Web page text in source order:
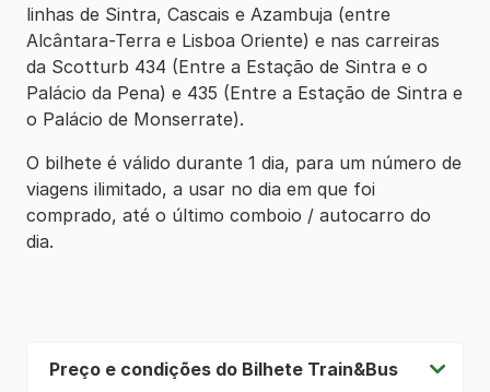
linhas de Sintra, Cascais e Azambuja (entre
Alcântara-Terra e Lisboa Oriente) e nas carreiras
da Scotturb 434 (Entre a Estação de Sintra e o
Palácio da Pena) e 435 (Entre a Estação de Sintra e
o Palácio de Monserrate).
O bilhete é válido durante 1 dia, para um número de
viagens ilimitado, a usar no dia em que foi
comprado, até o último comboio / autocarro do
dia.
Preço e condições do Bilhete Train&Bus